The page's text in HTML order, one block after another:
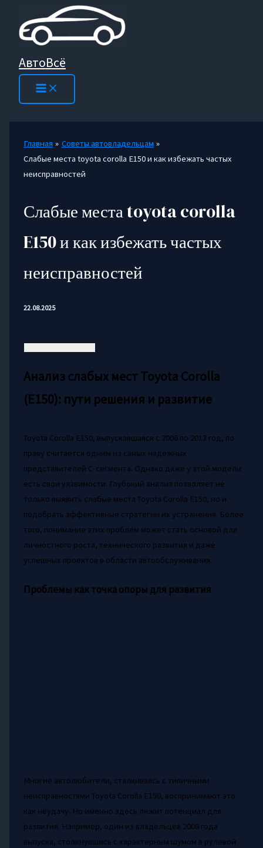
содержимому
АвтоВсё
Главная
Советы автовладельцам
Слабые места toyota corolla E150 и как избежать частых
неисправностей
Слабые места toyota corolla
E150 и как избежать частых
неисправностей
22.08.2025
Анализ слабых мест Toyota Corolla
(E150): пути решения и развитие
Toyota Corolla E150, выпускавшаяся с 2006 по 2013 год, по
праву считается одним из самых надежных
представителей С-сегмента. Однако даже у этой модели
есть свои уязвимости. Глубокий анализ позволяет не
только выявить слабые места Toyota Corolla E150, но и
подобрать эффективные стратегии их устранения. Более
того, понимание этих проблем может стать основой для
личностного роста, технического развития и даже
успешных проектов в области автообслуживания.
Проблемы как точка опоры для развития
Многие автолюбители, сталкиваясь с типичными
неисправностями Toyota Corolla E150, воспринимают это
как неудачу. Но именно здесь лежит потенциал для
развития. Например, один из владельцев 2008 года
выпуска, столкнувшись с характерным шумом в рулевой